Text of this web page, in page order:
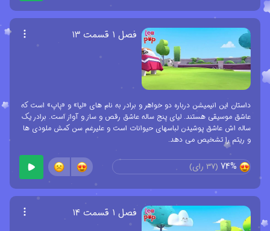
فصل ۱ قسمت ۱۳
داستان این انیمیشن درباره دو خواهر و برادر به نام های «لیا» و «پاپ» است که
عاشق موسیقی هستند. لیای پنج ساله عاشق رقص و ساز و آواز است. برادر یک
ساله اش عاشق پوشیدن لباسهای حیوانات است و علیرغم سن کمش ملودی ها
و ریتم را تشخیص می دهد.
74%
(
37 رای)
فصل ۱ قسمت ۱۴